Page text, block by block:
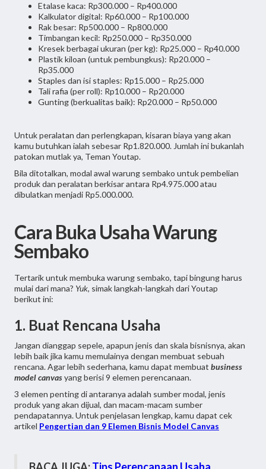
Etalase kaca: Rp300.000 – Rp400.000
Kalkulator digital: Rp60.000 – Rp100.000
Rak besar: Rp500.000 – Rp800.000
Timbangan kecil: Rp250.000 – Rp350.000
Kresek berbagai ukuran (per kg): Rp25.000 – Rp40.000
Plastik kiloan (untuk pembungkus): Rp20.000 –
Rp35.000
Staples dan isi staples: Rp15.000 – Rp25.000
Tali rafia (per roll): Rp10.000 – Rp20.000
Gunting (berkualitas baik): Rp20.000 – Rp50.000
Untuk peralatan dan perlengkapan, kisaran biaya yang akan
kamu butuhkan ialah sebesar Rp1.820.000. Jumlah ini bukanlah
patokan mutlak ya, Teman Youtap.
Bila ditotalkan, modal awal warung sembako untuk pembelian
produk dan peralatan berkisar antara Rp4.975.000 atau
dibulatkan menjadi Rp5.000.000.
Cara Buka Usaha Warung
Sembako
Tertarik untuk membuka warung sembako, tapi bingung harus
mulai dari mana? Yuk, simak langkah-langkah dari Youtap
berikut ini:
1. Buat Rencana Usaha
Jangan dianggap sepele, apapun jenis dan skala bisnisnya, akan
lebih baik jika kamu memulainya dengan membuat sebuah
rencana. Agar lebih sederhana, kamu dapat membuat business
model canvasyang berisi 9 elemen perencanaan.
3 elemen penting di antaranya adalah sumber modal, jenis
produk yang akan dijual, dan macam-macam sumber
pendapatannya. Untuk penjelasan lengkap, kamu dapat cek
artikel Pengertian dan 9 Elemen Bisnis Model Canvas